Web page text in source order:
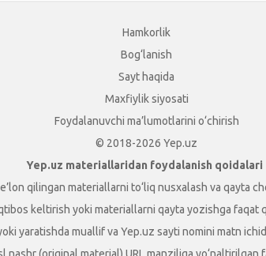
Hamkorlik
Bog‘lanish
Sayt haqida
Maxfiylik siyosati
Foydalanuvchi ma’lumotlarini o‘chirish
© 2018-2026 Yep.uz
Yep.uz materiallaridan foydalanish qoidalari
qilingan materiallarni to‘liq nusxalash va qayta
keltirish yoki materiallarni qayta yozishga faqat
yaratishda muallif va Yep.uz sayti nomini matn